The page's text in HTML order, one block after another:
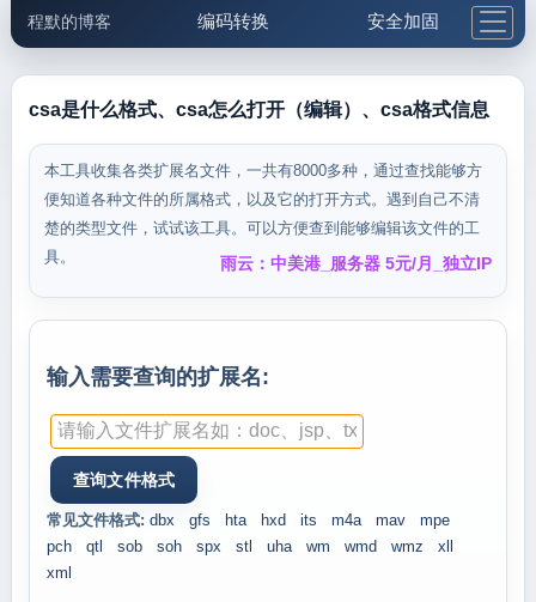
程默的博客 编码转换 安全加固
邮件工具 生活便民 更多工具
5.1支付宝大红包
csa是什么格式、csa怎么打开（编辑）、csa格式信息
本工具收集各类扩展名文件，一共有8000多种，通过查找能够方
便知道各种文件的所属格式，以及它的打开方式。遇到自己不清
楚的类型文件，试试该工具。可以方便查到能够编辑该文件的工
具。
雨云：中美港_服务器 5元/月_独立IP
输入需要查询的扩展名:
常见文件格式: dbx gfs hta hxd its m4a mav
mpe
pch
qtl sob soh spx stl uha wm wmd wmz
xll
xml